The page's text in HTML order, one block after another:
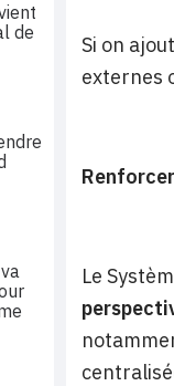
Si on
externes
Le
de